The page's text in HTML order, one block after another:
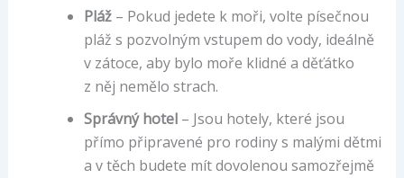
Pláž – Pokud jedete k moři, volte písečnou
pláž s pozvolným vstupem do vody, ideálně
v zátoce, aby bylo moře klidné a děťátko
z něj nemělo strach.
Správný hotel – Jsou hotely, které jsou
přímo připravené pro rodiny s malými dětmi
a v těch budete mít dovolenou samozřejmě